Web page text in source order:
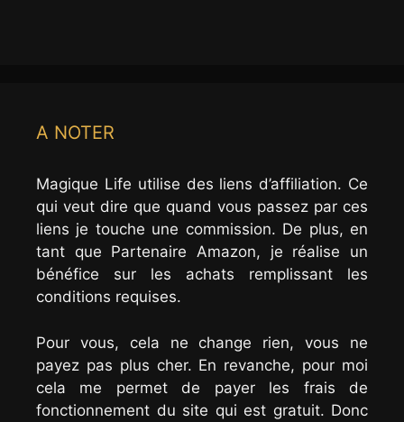
A NOTER
Magique Life utilise des liens d’affiliation. Ce
qui veut dire que quand vous passez par ces
liens je touche une commission. De plus, en
tant que Partenaire Amazon, je réalise un
bénéfice sur les achats remplissant les
conditions requises.
Pour vous, cela ne change rien, vous ne
payez pas plus cher. En revanche, pour moi
cela me permet de payer les frais de
fonctionnement du site qui est gratuit. Donc